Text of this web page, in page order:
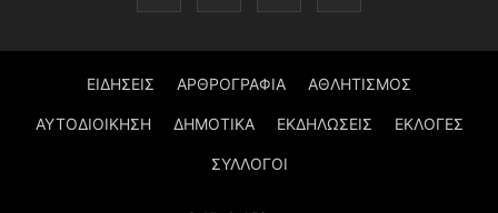
ΕΙΔΗΣΕΙΣ ΑΡΘΡΟΓΡΑΦΙΑ ΑΘΛΗΤΙΣΜΟΣ
ΑΥΤΟΔΙΟΙΚΗΣΗ ΔΗΜΟΤΙΚΑ ΕΚΔΗΛΩΣΕΙΣ ΕΚΛΟΓΕΣ
ΣΥΛΛΟΓΟΙ